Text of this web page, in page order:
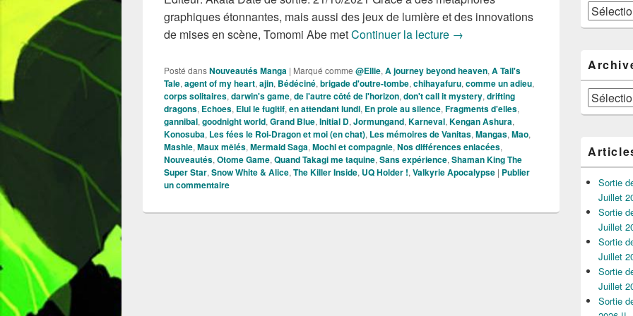
graphiques étonnantes, mais aussi des jeux de lumière et des innovations
de mises en scène, Tomomi Abe metContinuer la lecture Nouveautés Mangas de la
→
Posté dansNouveautés Manga | Marqué comme @Ellie, A journey beyond heaven, A Tail's
Tale, agent of my heart, ajin, Bédéciné, brigade d'outre-tombe, chihayafuru, comme un adieu,
corps solitaires, darwin's game, de l'autre côté de l'horizon, don't call it mystery, drifting
dragons, Echoes, Elui le fugitif, en attendant lundi, En proie au silence, Fragments d'elles,
gannibal, goodnight world, Grand Blue, Initial D, Jormungand, Karneval, Kengan Ashura,
Konosuba, Les fées le Roi-Dragon et moi (en chat), Les mémoires de Vanitas, Mangas, Mao,
Mashle, Maux mêlés, Mermaid Saga, Mochi et compagnie, Nos différences enlacées,
Nouveautés, Otome Game, Quand Takagi me taquine, Sans expérience, Shaman King The
Super Star, Snow White & Alice, The Killer Inside, UQ Holder !, Valkyrie Apocalypse | Publier
un commentaire
Catégories
Archives
Sortie
Juillet
Sortie
Juillet
Sortie
Juillet
Sortie
Juillet
Sortie